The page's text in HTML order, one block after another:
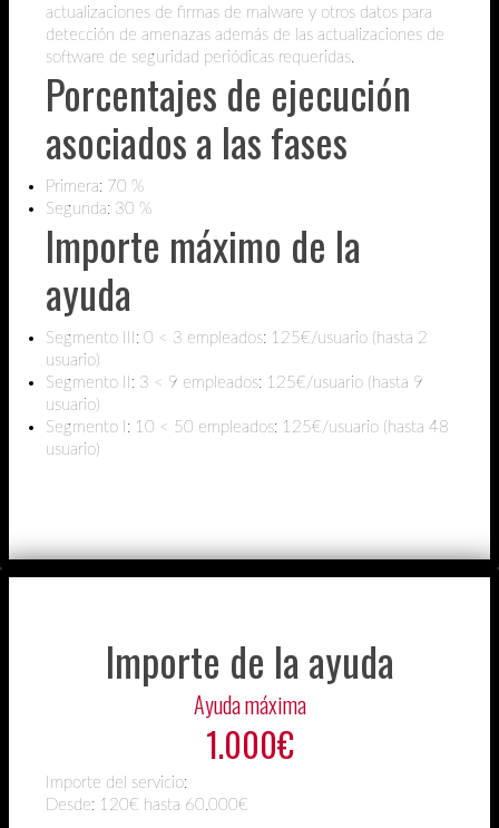
actualizaciones de firmas de malware y otros datos para
detección de amenazas además de las actualizaciones de
software de seguridad periódicas requeridas.
Porcentajes de ejecución
asociados a las fases
Primera: 70 %
Segunda: 30 %
Importe máximo de la
ayuda
Segmento III: 0 < 3 empleados: 125€/usuario (hasta 2
usuario)
Segmento II: 3 < 9 empleados: 125€/usuario (hasta 9
usuario)
Segmento I: 10 < 50 empleados: 125€/usuario (hasta 48
usuario)
Importe de la ayuda
Ayuda máxima
1.000€
Importe del servicio:
Desde: 120€ hasta 60.000€